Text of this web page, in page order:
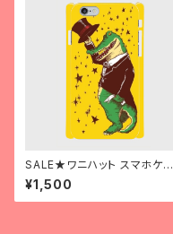
SALE★ワニハット スマホケー
ス
¥1,500